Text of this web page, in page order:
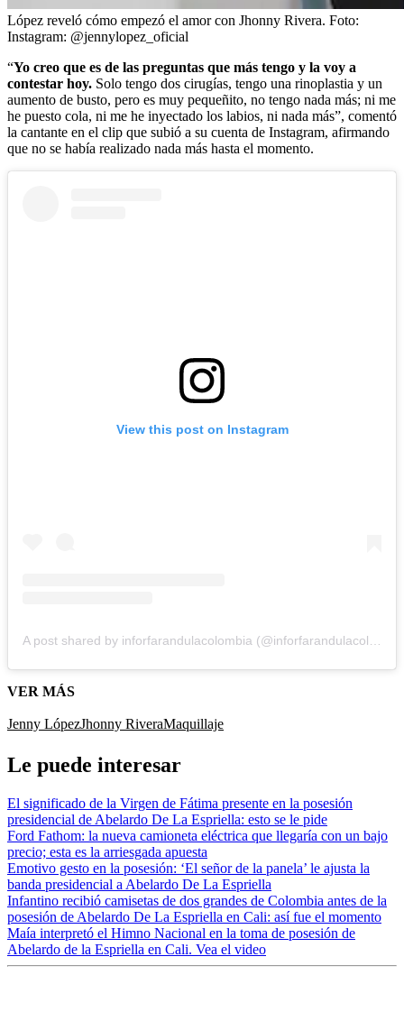
López reveló cómo empezó el amor con Jhonny Rivera. Foto:
Instagram: @jennylopez_oficial
“Yo creo que es de las preguntas que más tengo y la voy a
contestar hoy. Solo tengo dos cirugías, tengo una rinoplastia y un
aumento de busto, pero es muy pequeñito, no tengo nada más; ni me
he puesto cola, ni me he inyectado los labios, ni nada más”, comentó
la cantante en el clip que subió a su cuenta de Instagram, afirmando
que no se había realizado nada más hasta el momento.
View this post on Instagram
VER MÁS
Jenny LópezJhonny RiveraMaquillaje
Le puede interesar
El significado de la Virgen de Fátima presente en la posesión
presidencial de Abelardo De La Espriella: esto se le pide
Ford Fathom: la nueva camioneta eléctrica que llegaría con un bajo
precio; esta es la arriesgada apuesta
Emotivo gesto en la posesión: ‘El señor de la panela’ le ajusta la
banda presidencial a Abelardo De La Espriella
Infantino recibió camisetas de dos grandes de Colombia antes de la
posesión de Abelardo De La Espriella en Cali: así fue el momento
Maía interpretó el Himno Nacional en la toma de posesión de
Abelardo de la Espriella en Cali. Vea el video